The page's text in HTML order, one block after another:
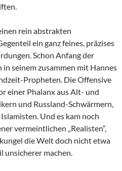
rein abstrakten
ein ganz feines, präzises
Schon Anfang der
in seinem zusammen mit Hannes
Propheten. Die Offensive
einer Phalanx aus Alt- und
und Russland-Schwärmern,
Und es kam noch
vermeintlichen „Realisten“,
die Welt doch nicht etwa
unsicherer machen.